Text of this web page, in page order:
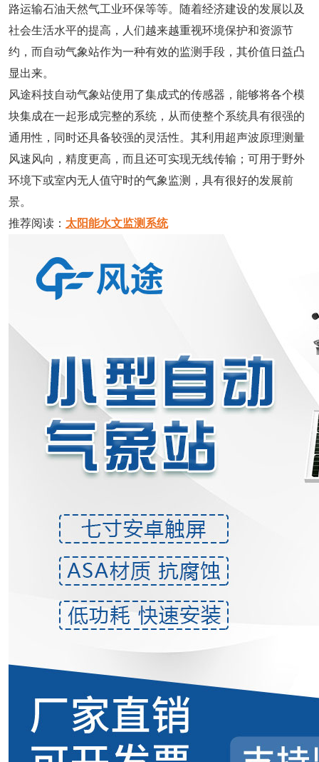
路运输石油天然气工业环保等等。随着经济建设的发展以及
社会生活水平的提高，人们越来越重视环境保护和资源节
约，而自动气象站作为一种有效的监测手段，其价值日益凸
显出来。
风途科技自动气象站使用了集成式的传感器，能够将各个模
块集成在一起形成完整的系统，从而使整个系统具有很强的
通用性，同时还具备较强的灵活性。其利用超声波原理测量
风速风向，精度更高，而且还可实现无线传输；可用于野外
环境下或室内无人值守时的气象监测，具有很好的发展前
景。
推荐阅读： 太阳能水文监测系统